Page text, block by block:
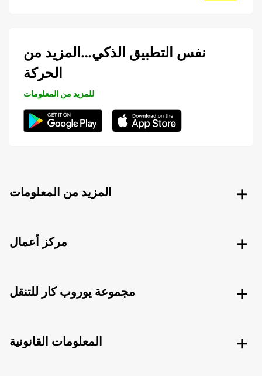
نفس التطبيق الذكي…المزيد من
الحركة
للمزيد من المعلومات
المزيد من المعلومات
مركز أعمال
مجموعة يوروب كار للتنقل
المعلومات القانونية